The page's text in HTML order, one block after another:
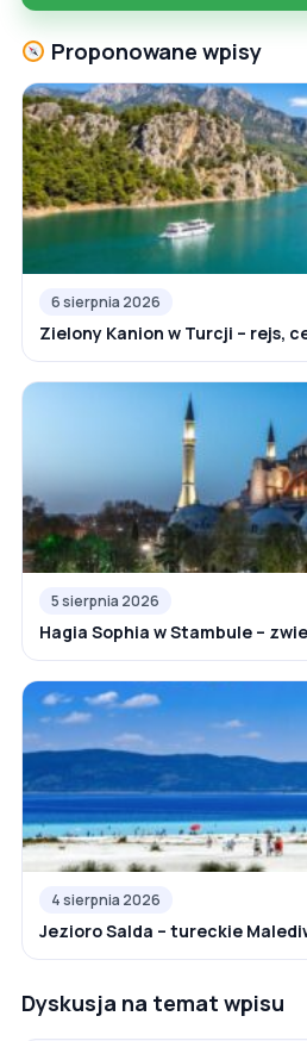
Proponowane wpisy
6 sierpnia 2026
Zielony Kanion w Turcji – rejs,
5 sierpnia 2026
Hagia Sophia w Stambule –
4 sierpnia 2026
Jezioro Salda – tureckie
Dyskusja na temat wpisu